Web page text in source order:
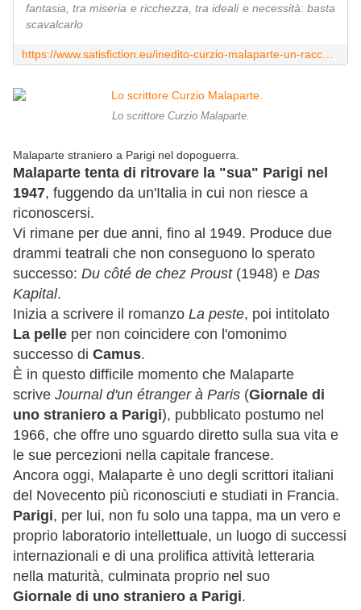
fantasia, tra miseria e ricchezza, tra ideali e necessità: basta
scavalcarlo
Lo scrittore Curzio Malaparte.
Malaparte straniero a Parigi nel dopoguerra.
Malaparte tenta di ritrovare la "sua" Parigi nel
1947, fuggendo da un'Italia in cui non riesce a
riconoscersi.
Vi rimane per due anni, fino al 1949. Produce due
drammi teatrali che non conseguono lo sperato
successo: Du côté de chez Proust(1948) e Das
Kapital.
Inizia a scrivere il romanzo La peste, poi intitolato
La pelle per non coincidere con l'omonimo
successo di Camus.
È in questo difficile momento che Malaparte
scrive Journal d'un étranger à Paris (Giornale di
uno straniero a Parigi), pubblicato postumo nel
1966, che offre uno sguardo diretto sulla sua vita e
le sue percezioni nella capitale francese.
Ancora oggi, Malaparte è uno degli scrittori italiani
del Novecento più riconosciuti e studiati in Francia.
Parigi, per lui, non fu solo una tappa, ma un vero e
proprio laboratorio intellettuale, un luogo di successi
internazionali e di una prolifica attività letteraria
nella maturità, culminata proprio nel suo
Giornale di uno straniero a Parigi.